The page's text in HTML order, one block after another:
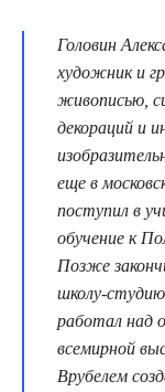
Головин
художник и
живописью,
декораций и
еще в
поступил в
обучение к
Позже
школу-
работал над
всемирной
Врубелем